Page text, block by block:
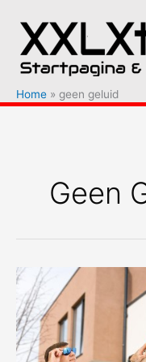
naar
inhoud
Home geen geluid
Geen